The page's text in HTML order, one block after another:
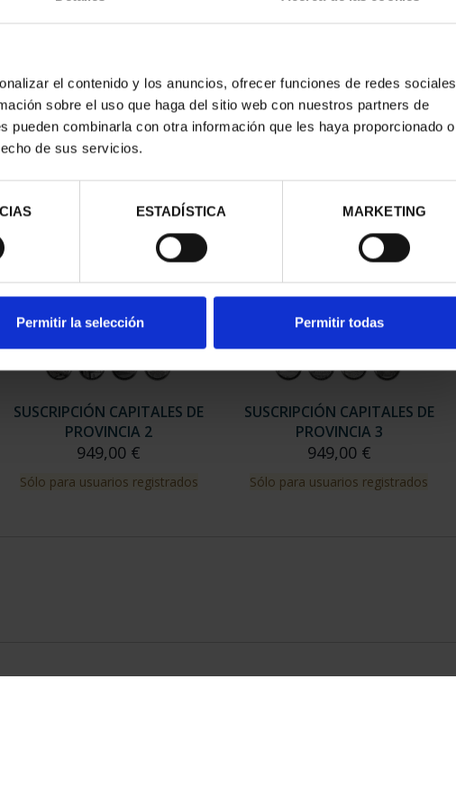
el contenido y los anuncios, ofrecer funciones de redes sociales
sobre el uso que haga del sitio web con nuestros partners de
pueden combinarla con otra información que les haya proporcionado o
de sus servicios.
ESTADÍSTICA MARKETING
Permitir la selección Permitir todas
SUSCRIPCIÓN CAPITALES DE
PROVINCIA 2
949,00 €
Sólo para usuarios registrados
SUSCRIPCIÓN CAPITALES DE
PROVINCIA 3
949,00 €
Sólo para usuarios registrados